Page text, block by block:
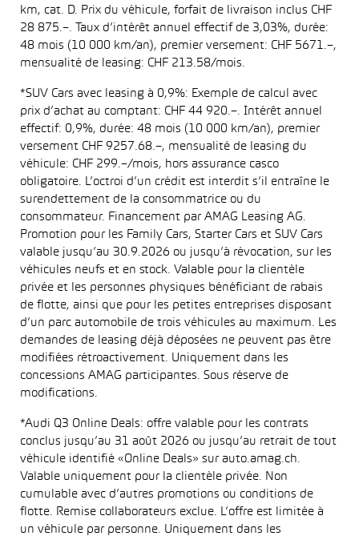
km, cat. D. Prix du véhicule, forfait de livraison inclus CHF
28 875.–. Taux d’intérêt annuel effectif de 3,03%, durée:
48 mois (10 000 km/an), premier versement: CHF 5671.–,
mensualité de leasing: CHF 213.58/mois.
*SUV Cars avec leasing à 0,9%: Exemple de calcul avec
prix d’achat au comptant: CHF 44 920.–. Intérêt annuel
effectif: 0,9%, durée: 48 mois (10 000 km/an), premier
versement CHF 9257.68.–, mensualité de leasing du
véhicule: CHF 299.–/mois, hors assurance casco
obligatoire. L’octroi d’un crédit est interdit s’il entraîne le
surendettement de la consommatrice ou du
consommateur. Financement par AMAG Leasing AG.
Promotion pour les Family Cars, Starter Cars et SUV Cars
valable jusqu’au 30.9.2026 ou jusqu’à révocation, sur les
véhicules neufs et en stock. Valable pour la clientèle
privée et les personnes physiques bénéficiant de rabais
de flotte, ainsi que pour les petites entreprises disposant
d’un parc automobile de trois véhicules au maximum. Les
demandes de leasing déjà déposées ne peuvent pas être
modifiées rétroactivement. Uniquement dans les
concessions AMAG participantes. Sous réserve de
modifications.
*Audi Q3 Online Deals: offre valable pour les contrats
conclus jusqu’au 31 août 2026 ou jusqu’au retrait de tout
véhicule identifié «Online Deals» sur auto.amag.ch.
Valable uniquement pour la clientèle privée. Non
cumulable avec d’autres promotions ou conditions de
flotte. Remise collaborateurs exclue. L’offre est limitée à
un véhicule par personne. Uniquement dans les